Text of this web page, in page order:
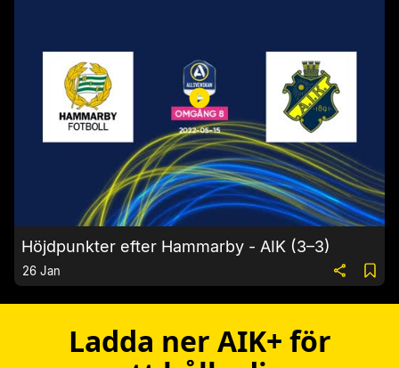
Höjdpunkter efter Hammarby - AIK (3–3)
26 Jan
Ladda ner AIK+ för